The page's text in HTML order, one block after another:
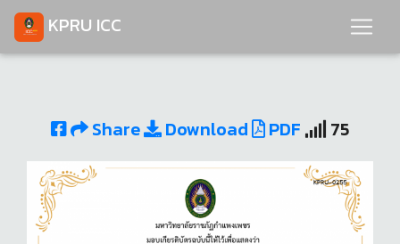
KPRU ICC
Share Download PDF 75